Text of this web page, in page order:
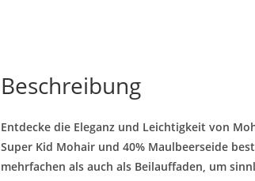
Beschreibung
Entdecke die Eleganz und Leichtigkeit von
Super Kid Mohair und 40% Maulbeerseide
mehrfachen als auch als Beilauffaden, um